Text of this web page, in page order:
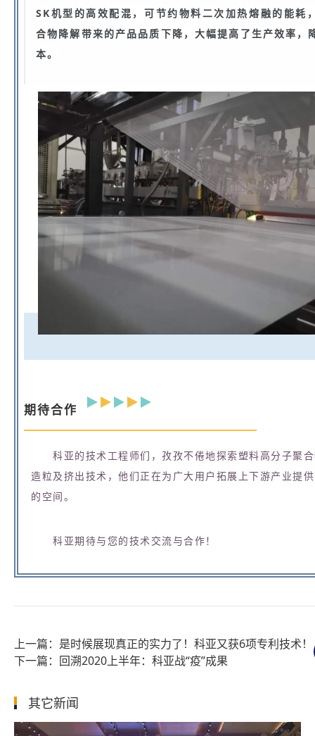
SK机型的高效配混，可节约物料二次加热熔融的能耗
合物降解带来的产品品质下降，大幅提高了生产效率，
本。
期待合作
科亚的技术工程师们，孜孜不倦地探索塑料高分子聚
造粒及挤出技术，他们正在为广大用户拓展上下游产业提
的空间。
科亚期待与您的技术交流与合作！
是时候展现真正的实力了！科亚又获6项专利技术！
回溯2020上半年：科亚战“疫”成果
其它新闻